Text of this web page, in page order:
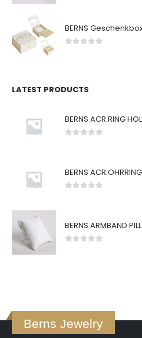
LATEST PRODUCTS
BERNS ARMBAND
Berns Jewelry